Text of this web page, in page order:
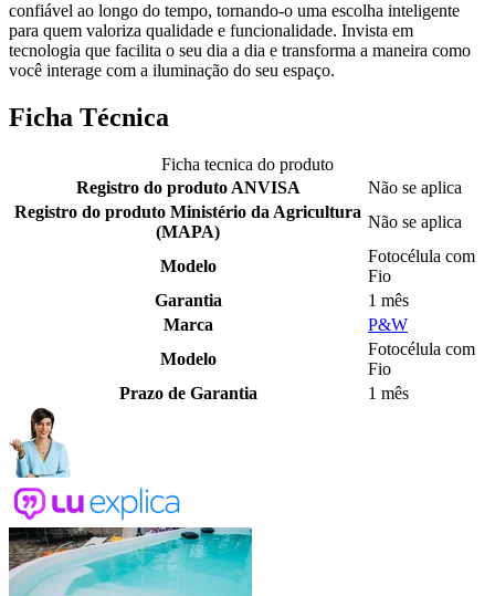
confiável ao longo do tempo, tornando-o uma escolha inteligente
para quem valoriza qualidade e funcionalidade. Invista em
tecnologia que facilita o seu dia a dia e transforma a maneira como
você interage com a iluminação do seu espaço.
Ficha Técnica
Ficha tecnica do produto
Registro do produto ANVISA
Não se aplica
Registro do produto Ministério da Agricultura
(MAPA)
Não se aplica
Modelo
Fotocélula com
Fio
Garantia
1 mês
Marca
P&W
Modelo
Fotocélula com
Fio
Prazo de Garantia
1 mês